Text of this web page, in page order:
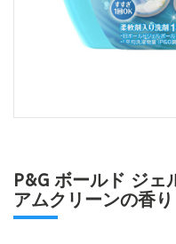
P&G ボールド ジェ
アムクリーンの香